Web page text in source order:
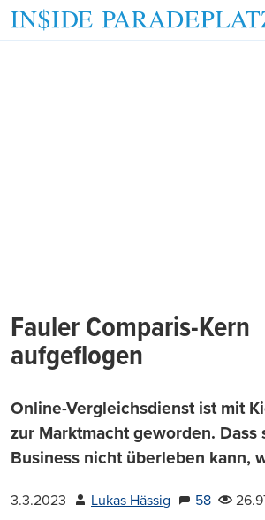
Fauler Comparis-Kern
aufgeflogen
Online-Vergleichsdienst ist mit
zur Marktmacht geworden. Dass
Business nicht überleben kann,
3.3.2023 Lukas Hässig 58